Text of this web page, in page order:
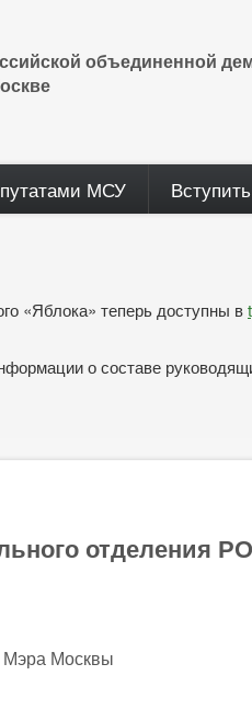
объединенной
МСУ Вступить
«Яблока» теперь доступны в
о составе
отделения
Мэра Москвы